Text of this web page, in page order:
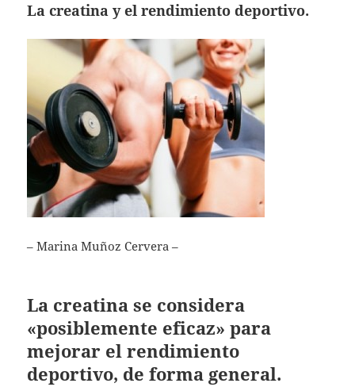
La creatina y el rendimiento deportivo.
– Marina Muñoz Cervera –
La creatina se considera
«posiblemente eficaz» para
mejorar el rendimiento
deportivo, de forma general.